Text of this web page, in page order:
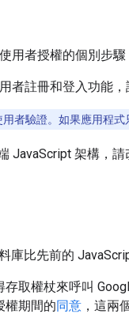
用者授權的個別步
者註冊和登入功能，
者驗證。如果應用程
JavaScript 架構，請
庫比先前的
取權杖來呼叫
權期間的同意 ，這兩